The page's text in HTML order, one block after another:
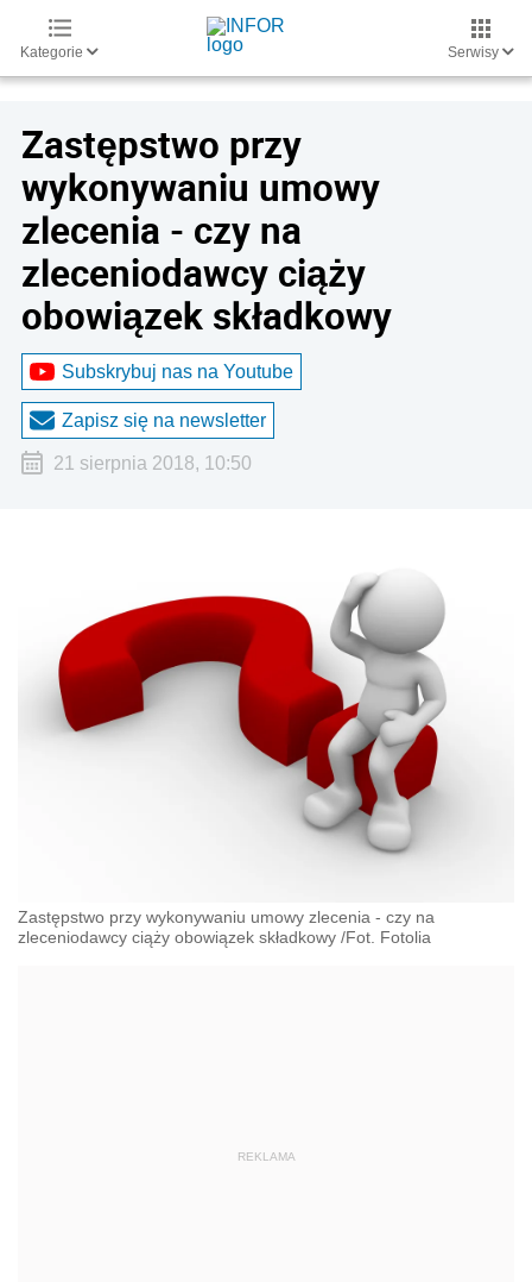
Kategorie Serwisy
Zastępstwo przy
wykonywaniu umowy
zlecenia - czy na
zleceniodawcy ciąży
obowiązek składkowy
Subskrybuj nas na Youtube
Zapisz się na newsletter
21 sierpnia 2018, 10:50
Zastępstwo przy wykonywaniu umowy zlecenia - czy na
zleceniodawcy ciąży obowiązek składkowy /Fot. Fotolia